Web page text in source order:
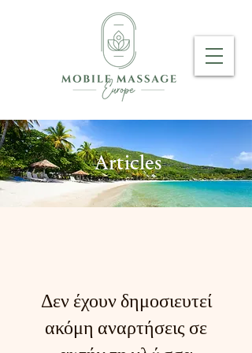
Articles
Δεν έχουν δημοσιευτεί
ακόμη αναρτήσεις σε